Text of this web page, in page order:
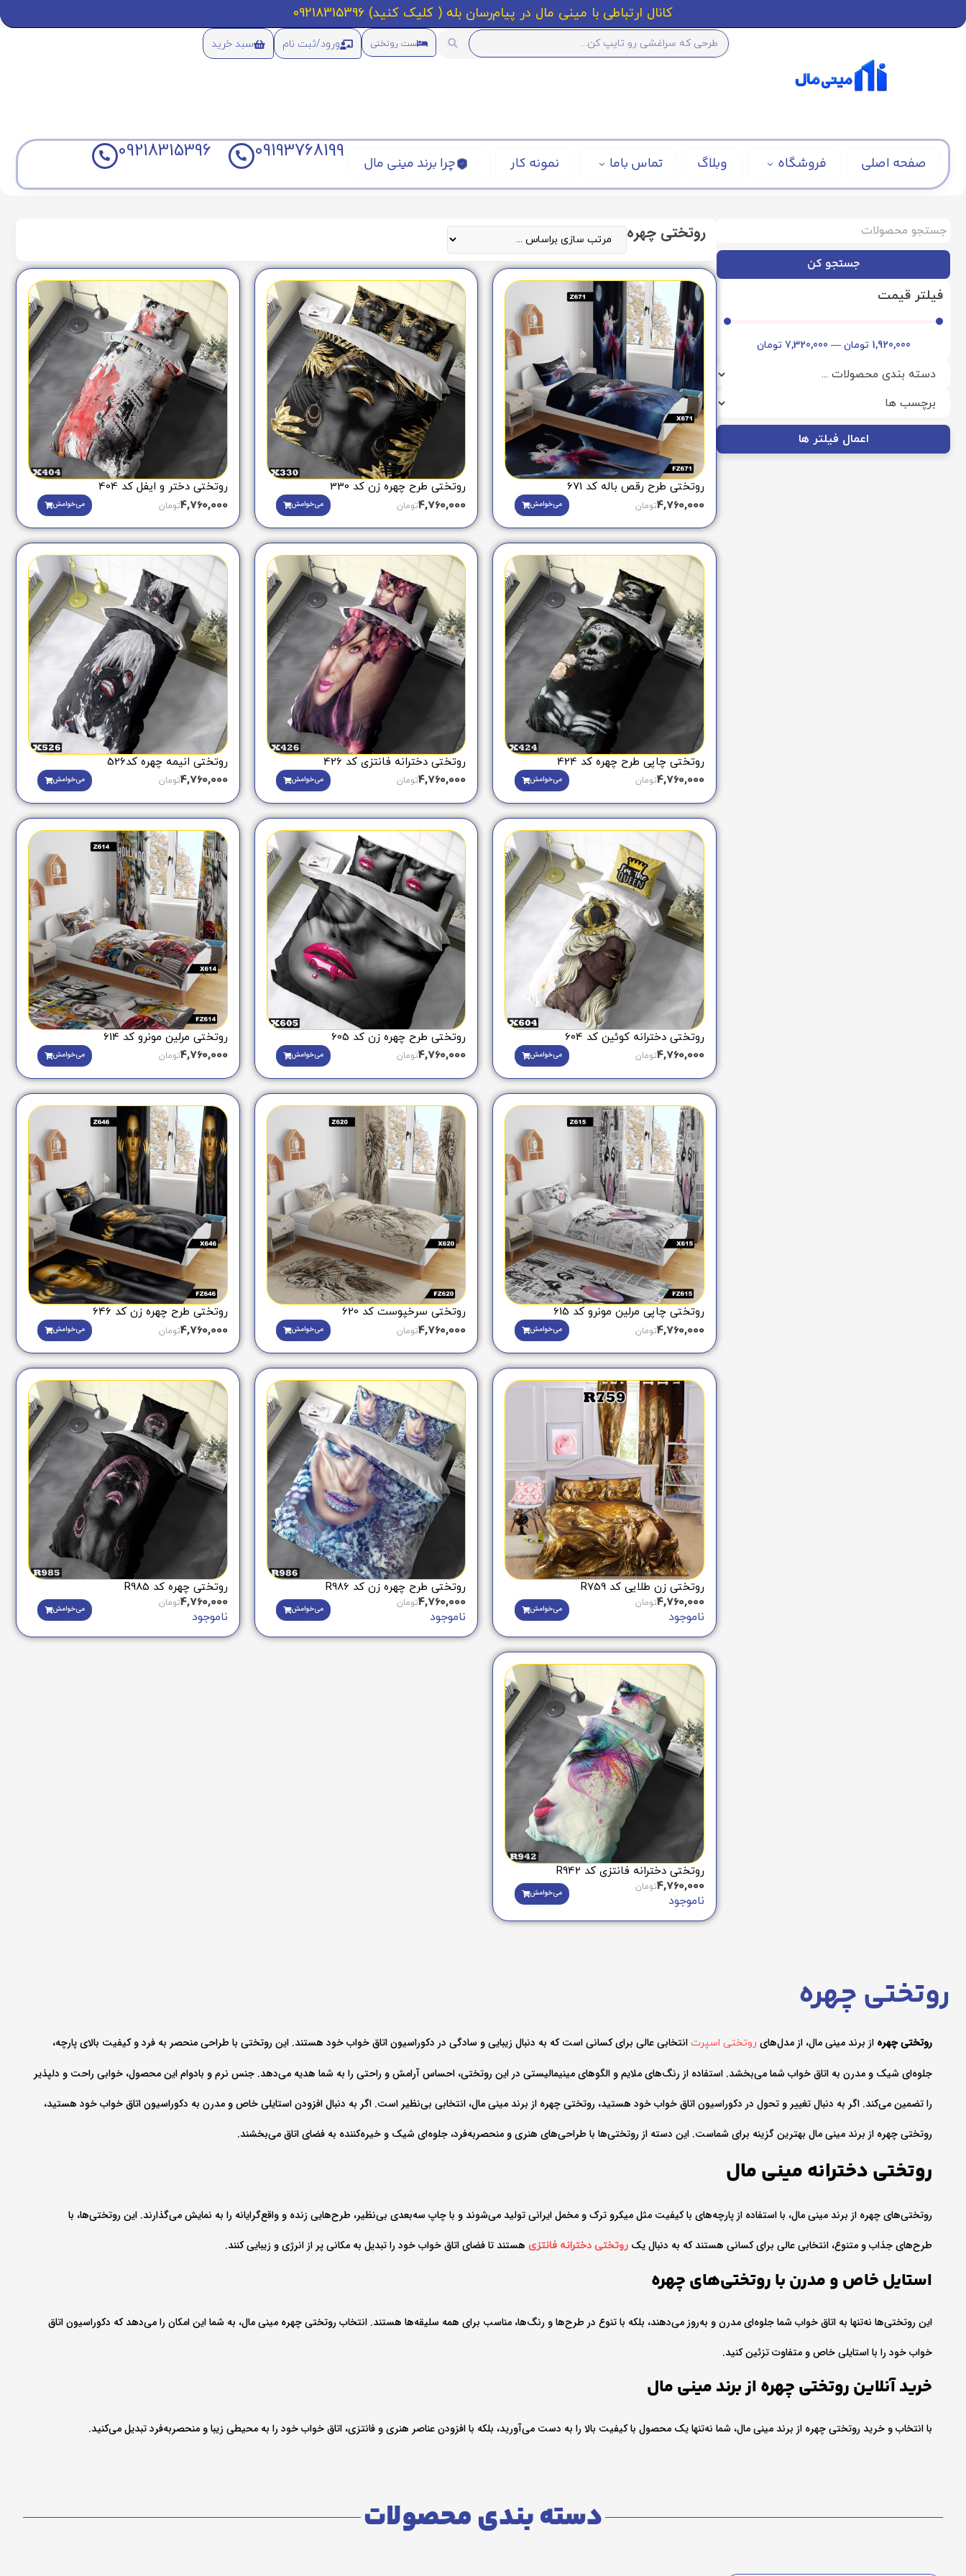
کانال ارتباطی با مینی مال در پیام‌رسان بله ( کلیک کنید) 09218315396
ست روتختی ورود/ثبت نام سبد خرید
صفحه اصلی فروشگاه وبلاگ تماس باما نمونه کار چرا برند مینی مال
09193768199
09218315396
جستجو کن
فیلتر قیمت
1,920,000 تومان —
7,320,000 تومان
اعمال فیلتر ها
روتختی چهره
روتختی طرح رقص باله کد 671
4,760,000تومان می‌خوامش
روتختی طرح چهره زن کد 330
4,760,000تومان می‌خوامش
روتختی دختر و ایفل کد 404
4,760,000تومان می‌خوامش
روتختی چاپی طرح چهره کد 424
4,760,000تومان می‌خوامش
روتختی دخترانه فانتزی کد 426
4,760,000تومان می‌خوامش
روتختی انیمه چهره کد526
4,760,000تومان می‌خوامش
روتختی دخترانه کوئین کد 604
4,760,000تومان می‌خوامش
روتختی طرح چهره زن کد 605
4,760,000تومان می‌خوامش
روتختی مرلین مونرو کد 614
4,760,000تومان می‌خوامش
روتختی چاپی مرلین مونرو کد 615
4,760,000تومان می‌خوامش
روتختی سرخپوست کد 620
4,760,000تومان می‌خوامش
روتختی طرح چهره زن کد 646
4,760,000تومان می‌خوامش
روتختی زن طلایی کد R759
4,760,000تومان
ناموجود
می‌خوامش
روتختی طرح چهره زن کد R986
4,760,000تومان
ناموجود
می‌خوامش
روتختی چهره کد R985
4,760,000تومان
ناموجود
می‌خوامش
روتختی دخترانه فانتزی کد R942
4,760,000تومان
ناموجود
می‌خوامش
روتختی چهره
روتختی چهره از برند مینی مال، از مدل‌های روتختی اسپرت انتخابی عالی برای کسانی است که به دنبال زیبایی و سادگی در دکوراسیون اتاق خواب خود هستند. این روتختی با طراحی منحصر به فرد و کیفیت بالای پارچه،
جلوه‌ای شیک و مدرن به اتاق خواب شما می‌بخشد. استفاده از رنگ‌های ملایم و الگوهای مینیمالیستی در این روتختی، احساس آرامش و راحتی را به شما هدیه می‌دهد. جنس نرم و بادوام این محصول، خوابی راحت و دلپذیر
را تضمین می‌کند. اگر به دنبال تغییر و تحول در دکوراسیون اتاق خواب خود هستید، روتختی چهره از برند مینی مال، انتخابی بی‌نظیر است. اگر به دنبال افزودن استایلی خاص و مدرن به دکوراسیون اتاق خواب خود هستید،
روتختی چهره از برند مینی مال بهترین گزینه برای شماست. این دسته از روتختی‌ها با طراحی‌های هنری و منحصربه‌فرد، جلوه‌ای شیک و خیره‌کننده به فضای اتاق می‌بخشند.
روتختی دخترانه مینی مال
روتختی‌های چهره از برند مینی مال، با استفاده از پارچه‌های با کیفیت مثل میکرو ترک و مخمل ایرانی تولید می‌شوند و با چاپ سه‌بعدی بی‌نظیر، طرح‌هایی زنده و واقع‌گرایانه را به نمایش می‌گذارند. این روتختی‌ها، با
طرح‌های جذاب و متنوع، انتخابی عالی برای کسانی هستند که به دنبال یک روتختی دخترانه فانتزی هستند تا فضای اتاق خواب خود را تبدیل به مکانی پر از انرژی و زیبایی کنند.
استایل خاص و مدرن با روتختی‌های چهره
این روتختی‌ها نه‌تنها به اتاق خواب شما جلوه‌ای مدرن و به‌روز می‌دهند، بلکه با تنوع در طرح‌ها و رنگ‌ها، مناسب برای همه سلیقه‌ها هستند. انتخاب روتختی چهره مینی مال، به شما این امکان را می‌دهد که دکوراسیون اتاق
خواب خود را با استایلی خاص و متفاوت تزئین کنید.
خرید آنلاین روتختی چهره از برند مینی مال
با انتخاب و خرید روتختی چهره از برند مینی مال، شما نه‌تنها یک محصول با کیفیت بالا را به دست می‌آورید، بلکه با افزودن عناصر هنری و فانتزی، اتاق خواب خود را به محیطی زیبا و منحصربه‌فرد تبدیل می‌کنید.
دسته بندی محصولات